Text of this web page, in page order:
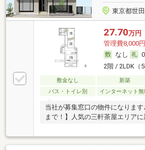
東京都世
27.70万円
管理費8,000円
なし
2階 / 2LDK（
敷金なし 新築
バス・トイレ別
インターネット無
当社が募集窓口の物件になりま
まで！】人気の三軒茶屋エリアに